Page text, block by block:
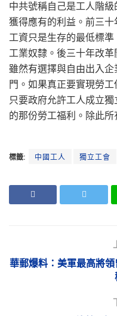
中共號稱自己是工人階
獲得應有的利益。前三
工資只是生存的最低標
工業奴隸。後三十年改
雖然有選擇與自由出入
門。如果真正要實現勞
只要政府允許工人成立
的那份勞工福利。除此
標籤: 中國工人 獨立工會
華郵爆料：美軍最高將